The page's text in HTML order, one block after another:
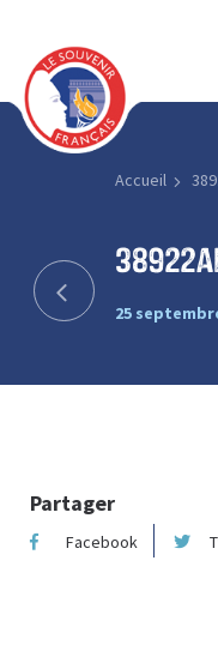
Accueil
25
Partager
Facebook